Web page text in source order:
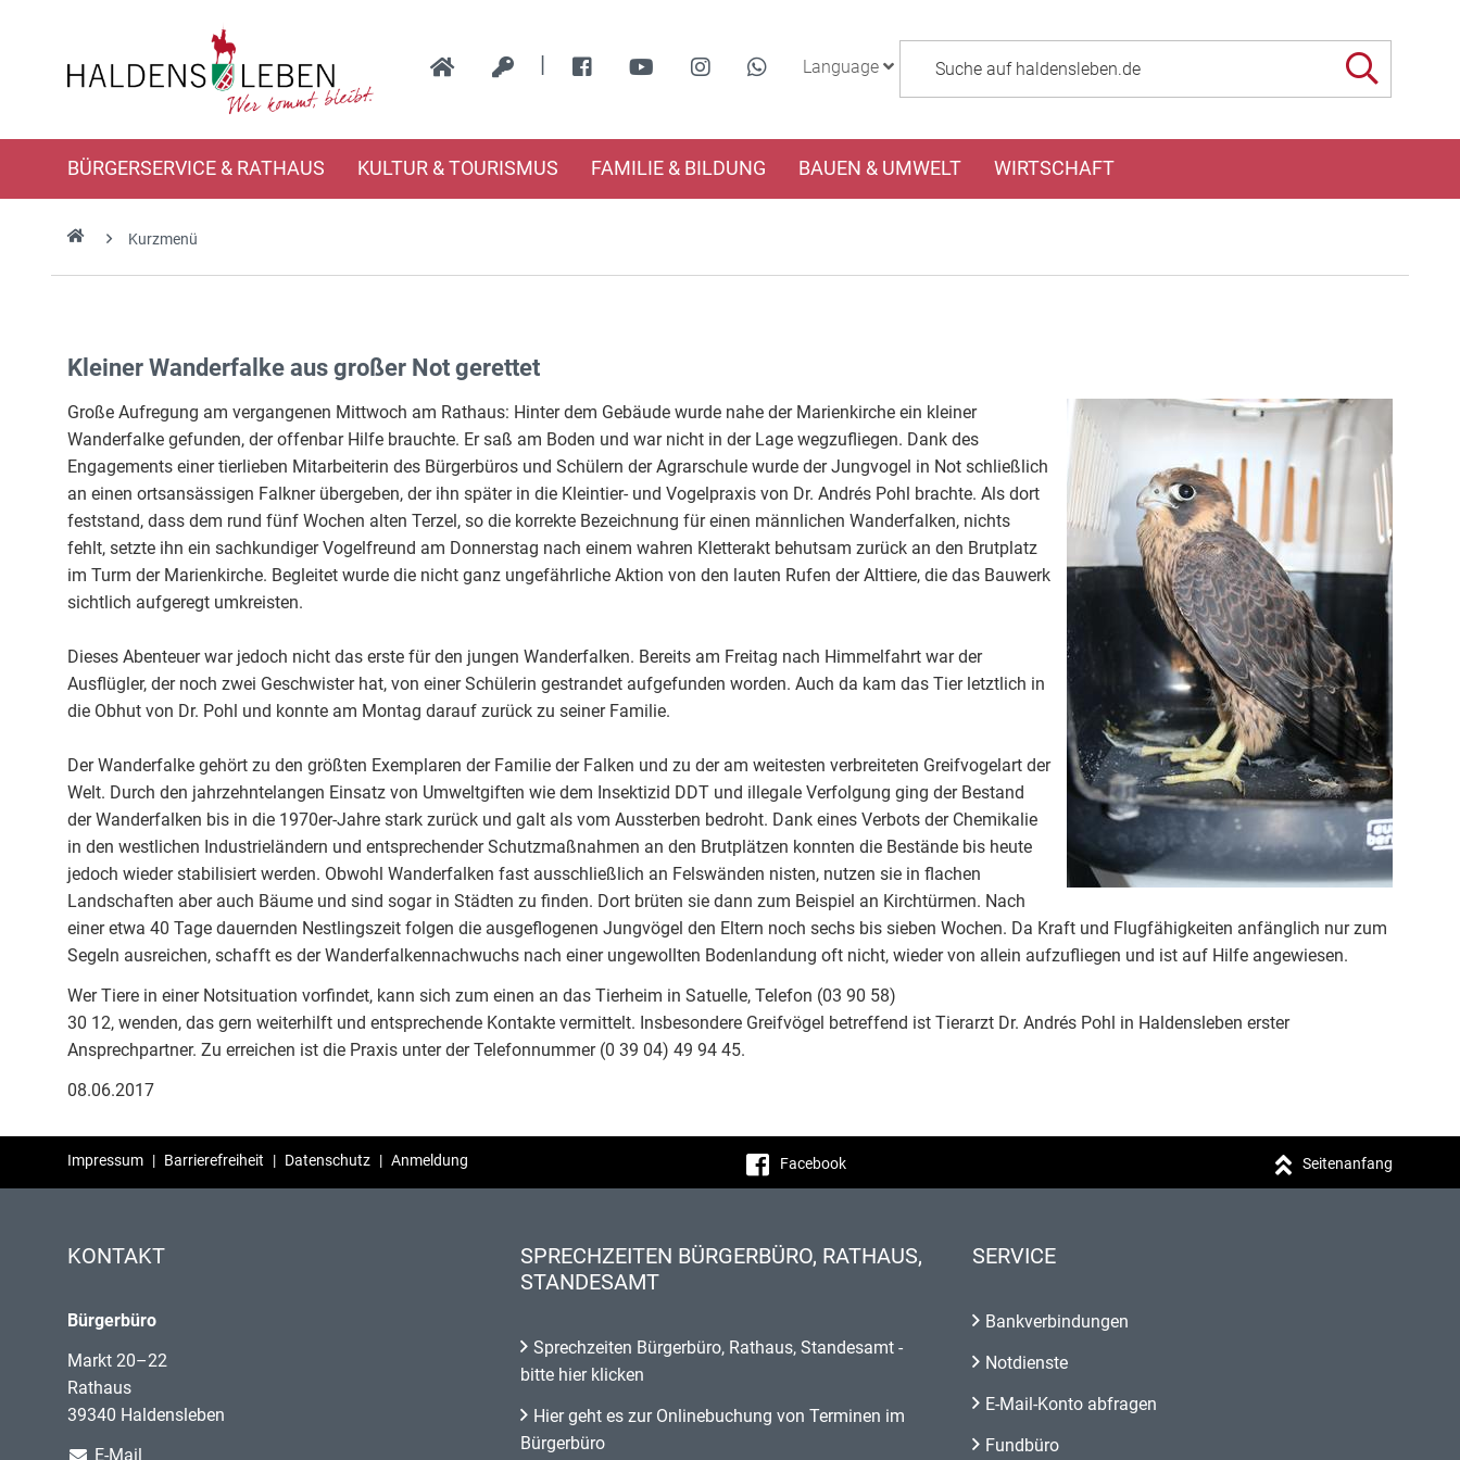
| Language
BÜRGERSERVICE & RATHAUS KULTUR & TOURISMUS FAMILIE & BILDUNG BAUEN & UMWELT WIRTSCHAFT
Kurzmenü
Kleiner Wanderfalke aus großer Not gerettet
Große Aufregung am vergangenen Mittwoch am Rathaus: Hinter dem Gebäude wurde nahe der Marienkirche ein kleiner
Wanderfalke gefunden, der offenbar Hilfe brauchte. Er saß am Boden und war nicht in der Lage wegzufliegen. Dank des
Engagements einer tierlieben Mitarbeiterin des Bürgerbüros und Schülern der Agrarschule wurde der Jungvogel in Not schließlich
an einen ortsansässigen Falkner übergeben, der ihn später in die Kleintier- und Vogelpraxis von Dr. Andrés Pohl brachte. Als dort
feststand, dass dem rund fünf Wochen alten Terzel, so die korrekte Bezeichnung für einen männlichen Wanderfalken, nichts
fehlt, setzte ihn ein sachkundiger Vogelfreund am Donnerstag nach einem wahren Kletterakt behutsam zurück an den Brutplatz
im Turm der Marienkirche. Begleitet wurde die nicht ganz ungefährliche Aktion von den lauten Rufen der Alttiere, die das Bauwerk
sichtlich aufgeregt umkreisten.
Dieses Abenteuer war jedoch nicht das erste für den jungen Wanderfalken. Bereits am Freitag nach Himmelfahrt war der
Ausflügler, der noch zwei Geschwister hat, von einer Schülerin gestrandet aufgefunden worden. Auch da kam das Tier letztlich in
die Obhut von Dr. Pohl und konnte am Montag darauf zurück zu seiner Familie.
Der Wanderfalke gehört zu den größten Exemplaren der Familie der Falken und zu der am weitesten verbreiteten Greifvogelart der
Welt. Durch den jahrzehntelangen Einsatz von Umweltgiften wie dem Insektizid DDT und illegale Verfolgung ging der Bestand
der Wanderfalken bis in die 1970er-Jahre stark zurück und galt als vom Aussterben bedroht. Dank eines Verbots der Chemikalie
in den westlichen Industrieländern und entsprechender Schutzmaßnahmen an den Brutplätzen konnten die Bestände bis heute
jedoch wieder stabilisiert werden. Obwohl Wanderfalken fast ausschließlich an Felswänden nisten, nutzen sie in flachen
Landschaften aber auch Bäume und sind sogar in Städten zu finden. Dort brüten sie dann zum Beispiel an Kirchtürmen. Nach
einer etwa 40 Tage dauernden Nestlingszeit folgen die ausgeflogenen Jungvögel den Eltern noch sechs bis sieben Wochen. Da Kraft und Flugfähigkeiten anfänglich nur zum
Segeln ausreichen, schafft es der Wanderfalkennachwuchs nach einer ungewollten Bodenlandung oft nicht, wieder von allein aufzufliegen und ist auf Hilfe angewiesen.
Wer Tiere in einer Notsituation vorfindet, kann sich zum einen an das Tierheim in Satuelle, Telefon (03 90 58)
30 12, wenden, das gern weiterhilft und entsprechende Kontakte vermittelt. Insbesondere Greifvögel betreffend ist Tierarzt Dr. Andrés Pohl in Haldensleben erster
Ansprechpartner. Zu erreichen ist die Praxis unter der Telefonnummer (0 39 04) 49 94 45.
08.06.2017
Impressum | Barrierefreiheit | Datenschutz | Anmeldung Facebook Seitenanfang
KONTAKT
Bürgerbüro
Markt 20–22
Rathaus
39340 Haldensleben
E-Mail
SPRECHZEITEN BÜRGERBÜRO, RATHAUS,
STANDESAMT
Sprechzeiten Bürgerbüro, Rathaus, Standesamt -
bitte hier klicken
Hier geht es zur Onlinebuchung von Terminen im
Bürgerbüro
SERVICE
Bankverbindungen
Notdienste
E-Mail-Konto abfragen
Fundbüro